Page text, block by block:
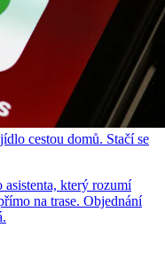
cestou domů. Stačí se
který rozumí
na trase. Objednání